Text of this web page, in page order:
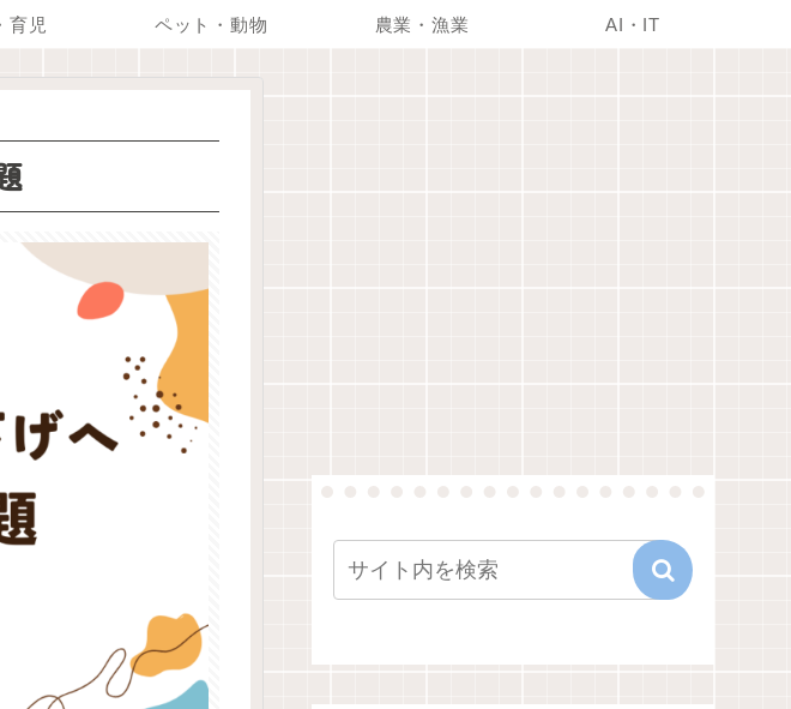
育児 ペット・動物 農業・漁業 AI・IT